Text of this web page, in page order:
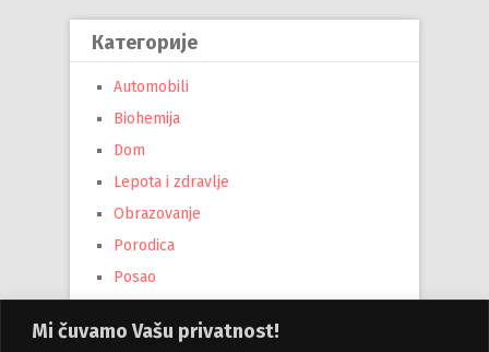
Mi čuvamo Vašu privatnost!
Категорије
Automobili
Biohemija
Dom
Lepota i zdravlje
Obrazovanje
Porodica
Posao
Turizam